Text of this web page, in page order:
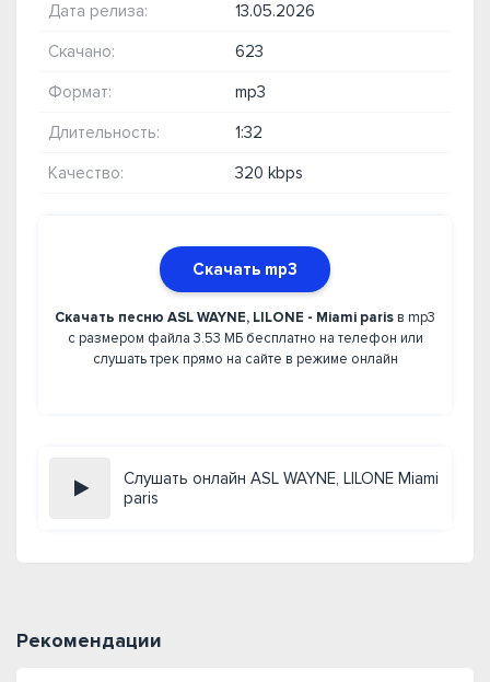
Дата релиза: 13.05.2026
Скачано: 623
Формат: mp3
Длительность: 1:32
Качество: 320 kbps
Скачать mp3
Скачать песню ASL WAYNE, LILONE - Miami paris в mp3
с размером файла 3.53 МБ бесплатно на телефон или
слушать трек прямо на сайте в режиме онлайн
Слушать онлайн ASL WAYNE, LILONE Miami
paris
Рекомендации